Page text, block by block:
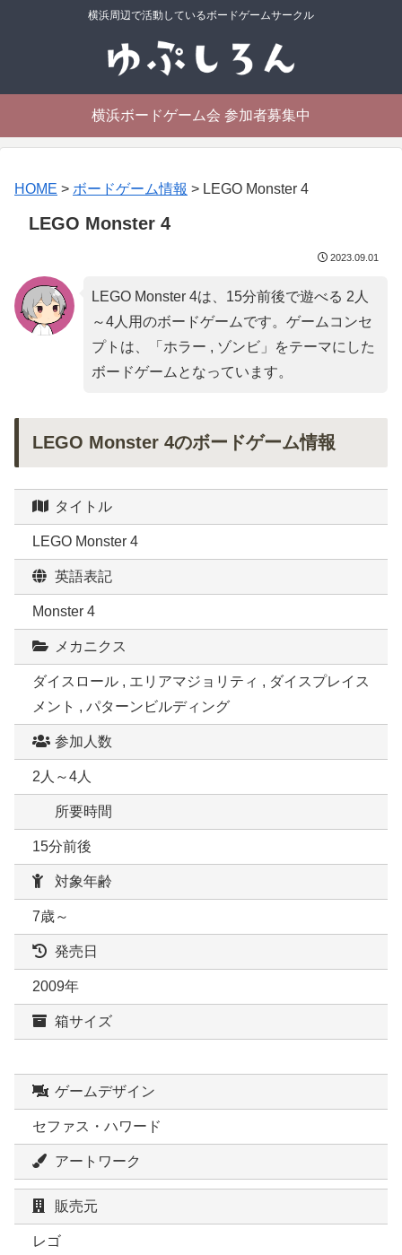
横浜周辺で活動しているボードゲームサークル
横浜ボードゲーム会 参加者募集中
HOME > ボードゲーム情報 > LEGO Monster 4
LEGO Monster 4
2023.09.01
LEGO Monster 4は、15分前後で遊べる 2人
～4人用のボードゲームです。ゲームコンセ
プトは、「 ホラー , ゾンビ」をテーマにした
ボードゲームとなっています。
LEGO Monster 4のボードゲーム情報
タイトル
LEGO Monster 4
英語表記
Monster 4
メカニクス
ダイスロール , エリアマジョリティ , ダイスプレイス
メント , パターンビルディング
参加人数
2人～4人
所要時間
15分前後
対象年齢
7歳～
発売日
2009年
箱サイズ
ゲームデザイン
セファス・ハワード
アートワーク
販売元
レゴ